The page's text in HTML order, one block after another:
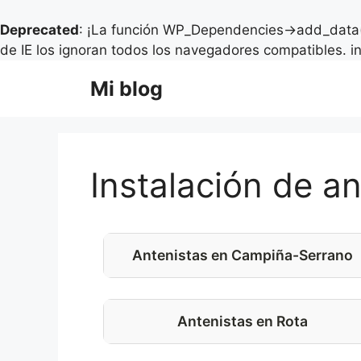
Deprecated: ¡La función WP_Dependencies-
de IE los ignoran todos los navegadores compatibles. in
Mi blog
Instalación de
Antenistas en Campiña-Serrano
Antenistas en Rota